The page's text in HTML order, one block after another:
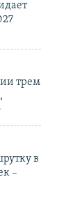
трем
в
–